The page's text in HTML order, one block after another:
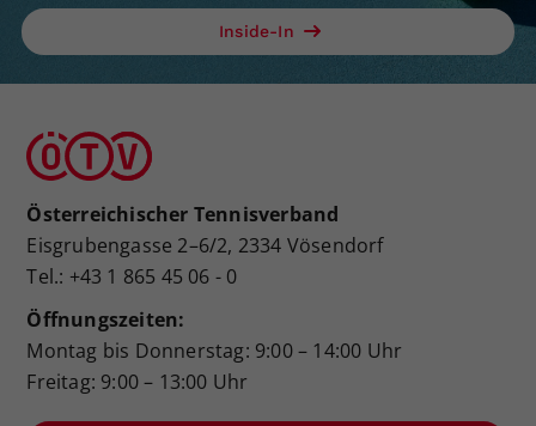
Inside-In
Österreichischer Tennisverband
Eisgrubengasse 2–6/2, 2334 Vösendorf
Tel.: +43 1 865 45 06 - 0
Öffnungszeiten:
Montag bis Donnerstag: 9:00 – 14:00 Uhr
Freitag: 9:00 – 13:00 Uhr